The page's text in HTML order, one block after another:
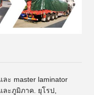
ะ master laminator
ะภูมิภาค. ยุโรป,